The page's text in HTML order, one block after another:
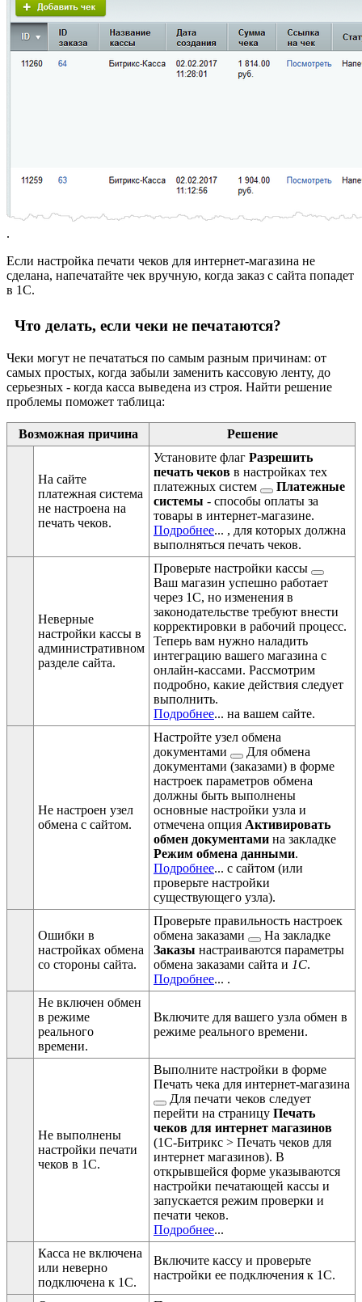
.
Если настройка печати чеков для интернет-магазина не
сделана, напечатайте чек вручную, когда заказ с сайта попадет
в 1С.
Что делать, если чеки не печатаются?
Чеки могут не печататься по самым разным причинам: от
самых простых, когда забыли заменить кассовую ленту, до
серьезных - когда касса выведена из строя. Найти решение
проблемы поможет таблица:
Возможная причина Решение
На сайте
платежная система
не настроена на
печать чеков.
Установите флаг Разрешить
печать чеков в настройках тех
платежных систем
Платежные
системы - способы оплаты за
товары в интернет-магазине.
Подробнее... , для которых должна
выполняться печать чеков.
Неверные
настройки кассы в
административном
разделе сайта.
Проверьте настройки кассы
Ваш магазин успешно работает
через 1С, но изменения в
законодательстве требуют внести
корректировки в рабочий процесс.
Теперь вам нужно наладить
интеграцию вашего магазина с
онлайн-кассами. Рассмотрим
подробно, какие действия следует
выполнить.
Подробнее... на вашем сайте.
Не настроен узел
обмена с сайтом.
Настройте узел обмена
документами
Для обмена
документами (заказами) в форме
настроек параметров обмена
должны быть выполнены
основные настройки узла и
отмечена опция Активировать
обмен документами на закладке
Режим обмена данными.
Подробнее... с сайтом (или
проверьте настройки
существующего узла).
Ошибки в
настройках обмена
со стороны сайта.
Проверьте правильность настроек
обмена заказами
На закладке
Заказы настраиваются параметры
обмена заказами сайта и 1С.
Подробнее... .
Не включен обмен
в режиме
реального
времени.
Включите для вашего узла обмен в
режиме реального времени.
Не выполнены
настройки печати
чеков в 1С.
Выполните настройки в форме
Печать чека для интернет-магазина
Для печати чеков следует
перейти на страницу Печать
чеков для интернет магазинов
(1С-Битрикс > Печать чеков для
интернет магазинов). В
открывшейся форме указываются
настройки печатающей кассы и
запускается режим проверки и
печати чеков.
Подробнее...
Касса не включена
или неверно
подключена к 1С.
Включите кассу и проверьте
настройки ее подключения к 1С.